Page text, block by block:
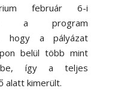
február 6-i
a program
hogy a pályázat
belül több mint
be, így a teljes
alatt kimerült.